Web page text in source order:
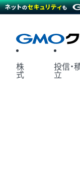
株
式
投信・
立